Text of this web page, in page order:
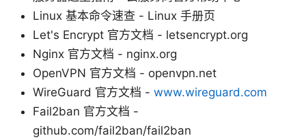
Linux 基本命令速查 - Linux 手册页
Let's Encrypt 官方文档 - letsencrypt.org
Nginx 官方文档 - nginx.org
OpenVPN 官方文档 - openvpn.net
WireGuard 官方文档 - www.wireguard.com
Fail2ban 官方文档 -
github.com/fail2ban/fail2ban